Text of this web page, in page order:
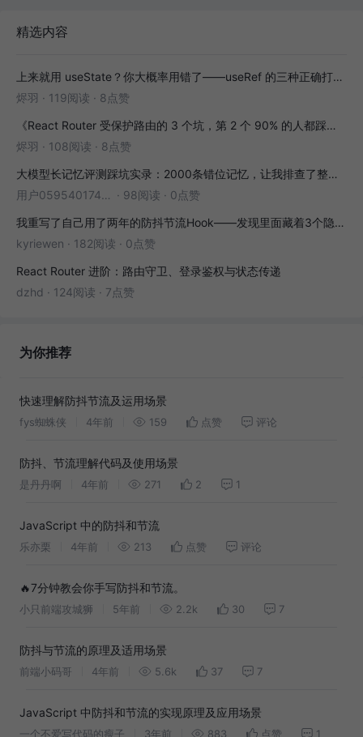
精选内容
上来就用 useState？你大概率用错了——useRef 的三种正确打开方式
烬羽 · 119阅读 · 8点赞
《React Router 受保护路由的 3 个坑，第 2 个 90% 的人都踩过》
烬羽 · 108阅读 · 8点赞
大模型长记忆评测踩坑实录：2000条错位记忆，让我排查了整整3小时
用户05954017446 · 98阅读 · 0点赞
我重写了自己用了两年的防抖节流Hook——发现里面藏着3个隐藏bug
kyriewen · 182阅读 · 0点赞
React Router 进阶：路由守卫、登录鉴权与状态传递
dzhd · 124阅读 · 7点赞
为你推荐
快速理解防抖节流及运用场景
fys蜘蛛侠 4年前 159 点赞 评论
防抖、节流理解代码及使用场景
是丹丹啊 4年前 271 2 1
JavaScript 中的防抖和节流
乐亦栗 4年前 213 点赞 评论
🔥7分钟教会你手写防抖和节流。
小只前端攻城狮 5年前 2.2k 30 7
防抖与节流的原理及适用场景
前端小码哥 4年前 5.6k 37 7
JavaScript 中防抖和节流的实现原理及应用场景
一个不爱写代码的瘦子 3年前 883 点赞 1